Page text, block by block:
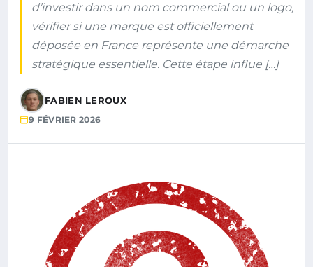
d’investir dans un nom commercial ou un logo,
vérifier si une marque est officiellement
déposée en France représente une démarche
stratégique essentielle. Cette étape influe […]
FABIEN LEROUX
9 FÉVRIER 2026